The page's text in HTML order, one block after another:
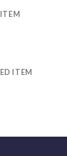
ITEM